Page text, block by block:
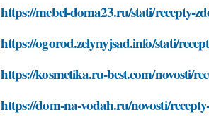
https://mebel-doma23.ru/stati/recepty-
https://ogorod.zelynyjsad.info/stati/
https://kosmetika.ru-best.com/novosti/
https://dom-na-vodah.ru/novosti/